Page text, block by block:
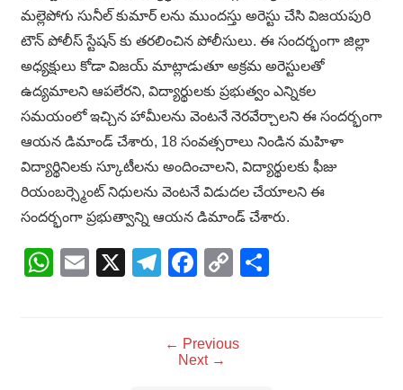
మల్లెపోగు సునీల్ కుమార్ లను ముందస్తు అరెస్టు చేసి విజయపురి
టౌన్ పోలీస్ స్టేషన్ కు తరలించిన పోలీసులు. ఈ సందర్భంగా జిల్లా
అధ్యక్షులు కోడా విజయ్ మాట్లాడుతూ అక్రమ అరెస్టులతో
ఉద్యమాలని ఆపలేరని, విద్యార్థులకు ప్రభుత్వం ఎన్నికల
సమయంలో ఇచ్చిన హామీలను వెంటనే నెరవేర్చాలని ఈ సందర్భంగా
ఆయన డిమాండ్ చేశారు, 18 సంవత్సరాలు నిండిన మహిళా
విద్యార్థినిలకు స్కూటీలను అందించాలని, విద్యార్థులకు ఫీజు
రియంబర్స్మెంట్ నిధులను వెంటనే విడుదల చేయాలని ఈ
సందర్భంగా ప్రభుత్వాన్ని ఆయన డిమాండ్ చేశారు.
WhatsApp
Email
X Telegram
Facebook
Copy
← Previous
Next →